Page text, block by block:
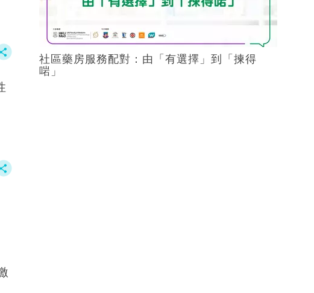
社區藥房服務配對：由「有選擇」到「揀得
啱」